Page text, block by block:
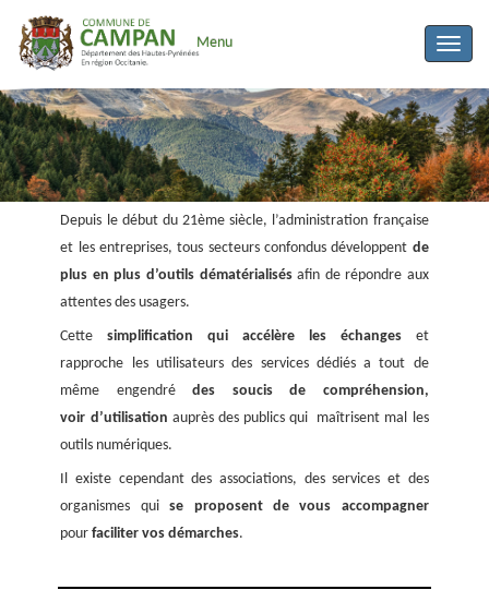
Toggle
Menu
Depuis le début du 21ème siècle, l’administration française
et les entreprises, tous secteurs confondus développent de
plus en plus d’outils dématérialisésafin de répondre aux
attentes des usagers.
Cettesimplification qui accélère les échangeset
rapproche les utilisateurs des services dédiés a tout de
même engendrédes soucis de compréhension,
voir d’utilisation auprès des publics qui maîtrisent mal les
outils numériques.
Il existe cependant des associations, des services et des
organismes quise proposent de vous accompagner
pourfaciliter vos démarches.